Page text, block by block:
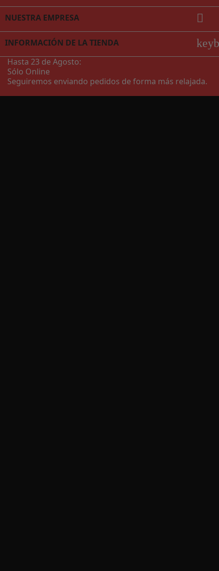
NUESTRA EMPRESA 
INFORMACIÓN DE LA TIENDA
Hasta 23 de Agosto:
Sólo Online
Seguiremos enviando pedidos de forma más relajada.